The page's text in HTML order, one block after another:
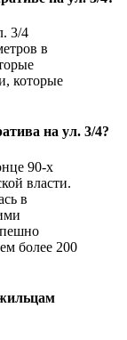
3/4
в
которые
на ул. 3/4?
90-х
власти.
в
более 200